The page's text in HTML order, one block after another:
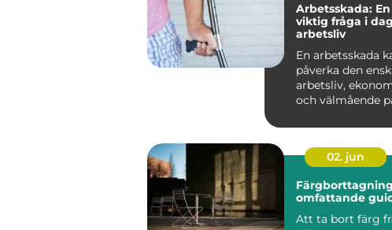
Arbetsskada: En
viktig fråga i
arbetsliv
En arbetsskada
påverka den
arbetsliv,
och välmående
02. jun
omfattande
Att ta bort färg